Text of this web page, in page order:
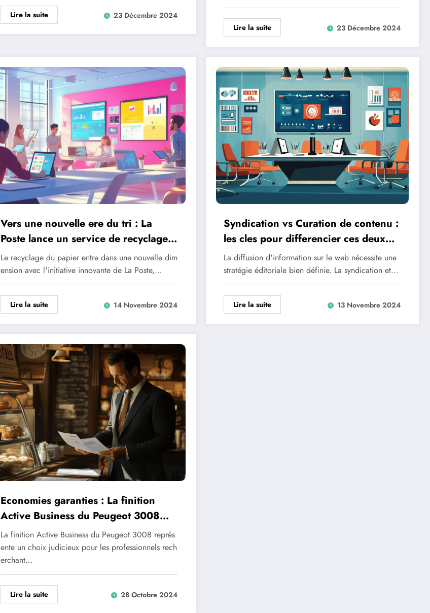
Lire la suite 23 Décembre 2024
Lire la suite 23 Décembre 2024
Vers une nouvelle ere du tri : La
Poste lance un service de recyclage
de papiers qui seduit les
professionnels
Le recyclage du papier entre dans une nouvelle dim
ension avec l'initiative innovante de La Poste,…
Lire la suite 14 Novembre 2024
Syndication vs Curation de contenu :
les cles pour differencier ces deux
approches de partage d’information
La diffusion d'information sur le web nécessite une
stratégie éditoriale bien définie. La syndication et…
Lire la suite 13 Novembre 2024
Economies garanties : La finition
Active Business du Peugeot 3008
optimise vos depenses
La finition Active Business du Peugeot 3008 représ
ente un choix judicieux pour les professionnels rech
erchant…
Lire la suite 28 Octobre 2024